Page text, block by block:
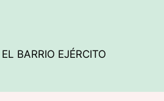
BARRIO EJÉRCITO